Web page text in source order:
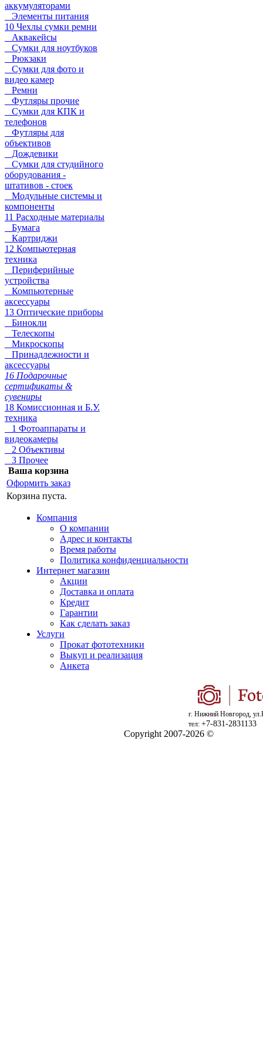
аккумуляторами
Элементы питания
10 Чехлы сумки ремни
Аквакейсы
Сумки для ноутбуков
Рюкзаки
Сумки для фото и
видео камер
Ремни
Футляры прочие
Сумки для КПК и
телефонов
Футляры для
объективов
Дождевики
Сумки для студийного
оборудования -
штативов - стоек
Модульные системы и
компоненты
11 Расходные материалы
Бумага
Картриджи
12 Компьютерная
техника
Периферийные
устройства
Компьютерные
аксессуары
13 Оптические приборы
Бинокли
Телескопы
Микроскопы
Принадлежности и
аксессуары
16 Подарочные
сертификаты &
сувениры
18 Комиссионная и Б.У.
техника
1 Фотоаппараты и
видеокамеры
2 Объективы
3 Прочее
Ваша корзина
Оформить заказ
Корзина пуста.
Компания
О компании
Адрес и контакты
Время работы
Политика конфиденциальности
Интернет магазин
Акции
Доставка и оплата
Кредит
Гарантии
Как сделать заказ
Услуги
Прокат фототехники
Выкуп и реализация
Анкета
г. Нижний Новгород,
тел: +7-831-2831133
Copyright 2007-2026 ©